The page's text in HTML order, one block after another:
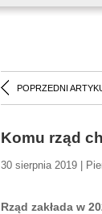
POPRZEDNI
Komu rząd
30 sierpnia 2019 |
Rząd zakłada w